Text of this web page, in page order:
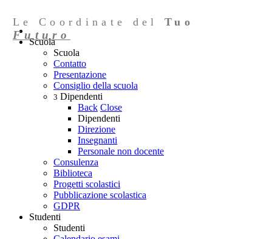
Le Coordinate delTuo
Futuro
Scuola
Scuola
Contatto
Presentazione
Consiglio della scuola
3 Dipendenti
Back Close
Dipendenti
Direzione
Insegnanti
Personale non docente
Consulenza
Biblioteca
Progetti scolastici
Pubblicazione scolastica
GDPR
Studenti
Studenti